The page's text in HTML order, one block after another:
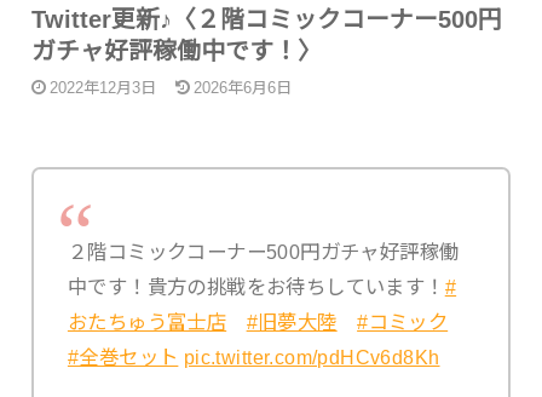
Twitter更新♪〈２階コミックコーナー500円
ガチャ好評稼働中です！〉
2022年12月3日 2026年6月6日
２階コミックコーナー500円ガチャ好評稼働
中です！貴方の挑戦をお待ちしています！ #
おたちゅう富士店
#旧夢大陸
#コミック
#全巻セット pic.twitter.com/pdHCv6d8Kh